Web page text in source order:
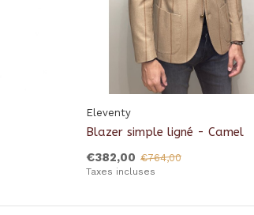
Eleventy
Blazer simple ligné - Camel
€382,00 €764,00
Taxes incluses